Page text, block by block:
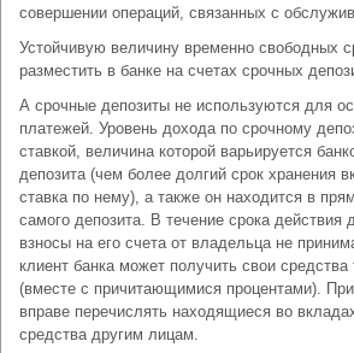
совершении операций, связанных с
Устойчивую величину временно свободных
разместить в банке на счетах срочных
А срочные депозиты не используются для
платежей. Уровень дохода по срочному
ставкой, величина которой варьируется
депозита (чем более долгий срок хранения
ставка по нему), а также он находится в
самого депозита. В течение срока действия
взносы на его счета от владельца не
клиент банка может получить свои средства
(вместе с причитающимися процентами).
вправе перечислять находящиеся во
средства другим лицам.